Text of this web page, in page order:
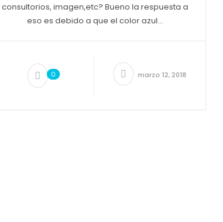
consultorios, imagen,etc? Bueno la respuesta a
eso es debido a que el color azul...
0 marzo 12, 2018